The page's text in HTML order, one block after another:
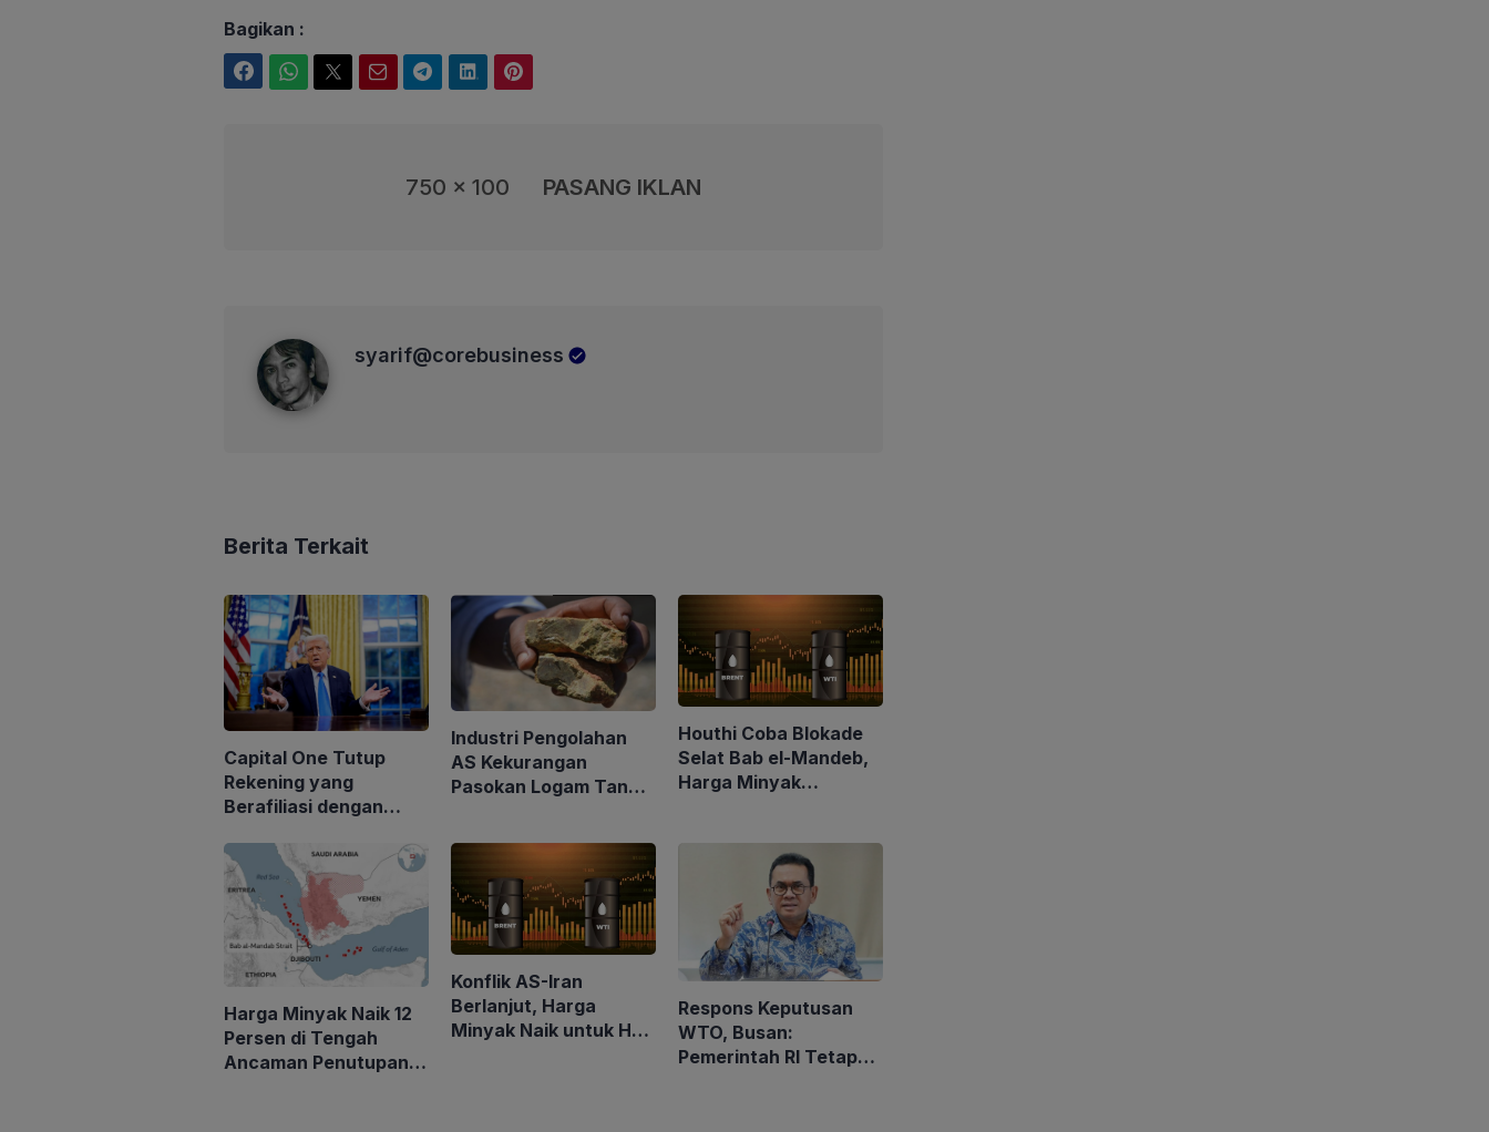
Bagikan :
750 x 100 PASANG IKLAN
syarif@corebusiness
Berita Terkait
Capital One Tutup
Rekening yang
Berafiliasi dengan
Industri Pengolahan
AS Kekurangan
Pasokan Logam Tanah
Perketat Impor
Houthi Coba Blokade
Selat Bab el-Mandeb,
Harga Minyak
Harga Minyak Naik 12
Persen di Tengah
Ancaman Penutupan
Konflik AS-Iran
Berlanjut, Harga
Minyak Naik untuk Hari
Respons Keputusan
WTO, Busan:
Pemerintah RI Tetap